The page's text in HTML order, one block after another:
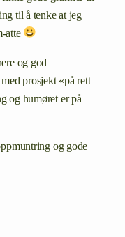
til å tenke at jeg
atte
og god
prosjekt «på rett
og humøret er på
og gode